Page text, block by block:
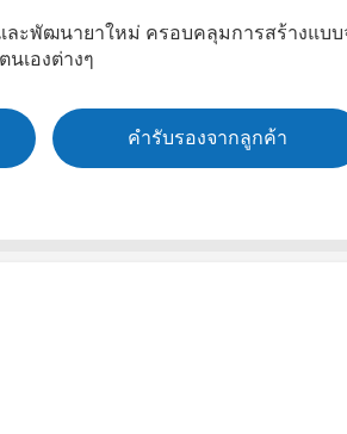
ะพัฒนายาใหม่ ครอบคลุมการสร้างแบบ
เองต่างๆ
คำรับรองจากลูกค้า